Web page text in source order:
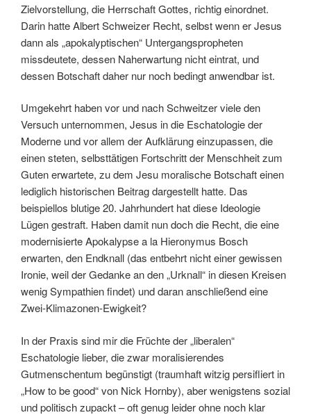
Zielvorstellung, die Herrschaft Gottes, richtig einordnet.
Darin hatte Albert Schweizer Recht, selbst wenn er Jesus
dann als „apokalyptischen“ Untergangspropheten
missdeutete, dessen Naherwartung nicht eintrat, und
dessen Botschaft daher nur noch bedingt anwendbar ist.
Umgekehrt haben vor und nach Schweitzer viele den
Versuch unternommen, Jesus in die Eschatologie der
Moderne und vor allem der Aufklärung einzupassen, die
einen steten, selbsttätigen Fortschritt der Menschheit zum
Guten erwartete, zu dem Jesu moralische Botschaft einen
lediglich historischen Beitrag dargestellt hatte. Das
beispiellos blutige 20. Jahrhundert hat diese Ideologie
Lügen gestraft. Haben damit nun doch die Recht, die eine
modernisierte Apokalypse a la Hieronymus Bosch
erwarten, den Endknall (das entbehrt nicht einer gewissen
Ironie, weil der Gedanke an den „Urknall“ in diesen Kreisen
wenig Sympathien findet) und daran anschließend eine
Zwei-Klimazonen-Ewigkeit?
In der Praxis sind mir die Früchte der „liberalen“
Eschatologie lieber, die zwar moralisierendes
Gutmenschentum begünstigt (traumhaft witzig persifliert in
„How to be good“ von Nick Hornby), aber wenigstens sozial
und politisch zupackt – oft genug leider ohne noch klar